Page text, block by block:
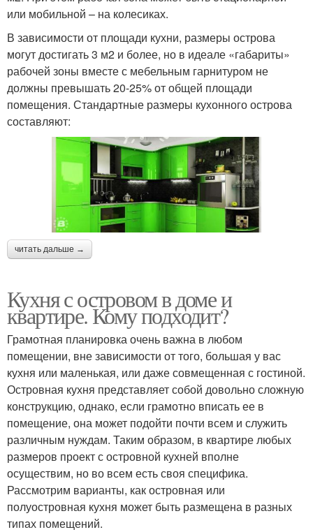
или мобильной – на колесиках.
В зависимости от площади кухни, размеры острова
могут достигать 3 м2 и более, но в идеале «габариты»
рабочей зоны вместе с мебельным гарнитуром не
должны превышать 20-25% от общей площади
помещения. Стандартные размеры кухонного острова
составляют:
читать дальше →
Кухня с островом в доме и
квартире. Кому подходит?
Грамотная планировка очень важна в любом
помещении, вне зависимости от того, большая у вас
кухня или маленькая, или даже совмещенная с гостиной.
Островная кухня представляет собой довольно сложную
конструкцию, однако, если грамотно вписать ее в
помещение, она может подойти почти всем и служить
различным нуждам. Таким образом, в квартире любых
размеров проект с островной кухней вполне
осуществим, но во всем есть своя специфика.
Рассмотрим варианты, как островная или
полуостровная кухня может быть размещена в разных
типах помещений.